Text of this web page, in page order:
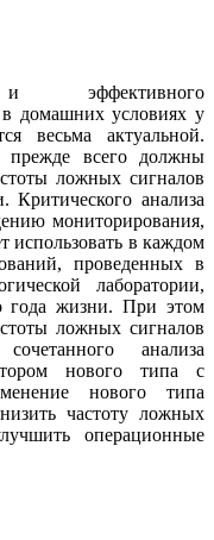
эффективного
в домашних условиях у
весьма актуальной.
прежде всего должны
ложных сигналов
Критического анализа
мониторирования,
использовать в каждом
проведенных в
лаборатории,
года жизни. При этом
ложных сигналов
анализа
нового типа с
нового типа
частоту ложных
операционные